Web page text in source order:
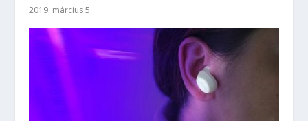
2019. március 5.